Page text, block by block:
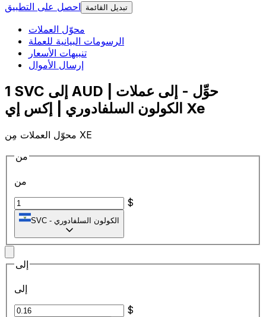
احصل على التطبيق
تبديل القائمة
محوّل العملات
الرسومات البيانية للعملة
تنبيهات الأسعار
إرسال الأموال
1 SVC إلى AUD | حوِّل - إلى عملات
الكولون السلفادوري | إكس إي Xe
محوّل العملات مِن XE
من
من
$
SVC - الكولون السلفادوري
إلى
إلى
$